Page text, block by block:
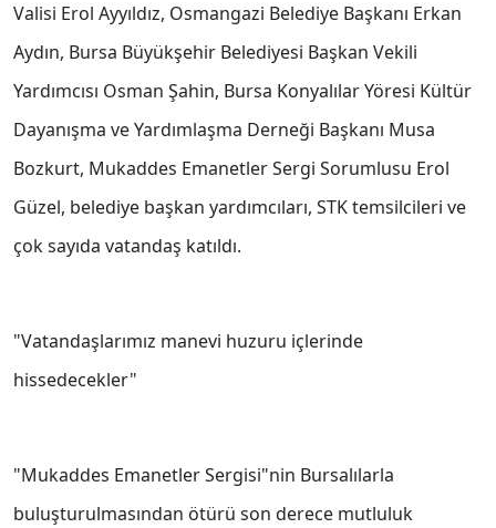
Valisi Erol Ayyıldız, Osmangazi Belediye Başkanı Erkan
Aydın, Bursa Büyükşehir Belediyesi Başkan Vekili
Yardımcısı Osman Şahin, Bursa Konyalılar Yöresi Kültür
Dayanışma ve Yardımlaşma Derneği Başkanı Musa
Bozkurt, Mukaddes Emanetler Sergi Sorumlusu Erol
Güzel, belediye başkan yardımcıları, STK temsilcileri ve
çok sayıda vatandaş katıldı.
"Vatandaşlarımız manevi huzuru içlerinde
hissedecekler"
"Mukaddes Emanetler Sergisi"nin Bursalılarla
buluşturulmasından ötürü son derece mutluluk